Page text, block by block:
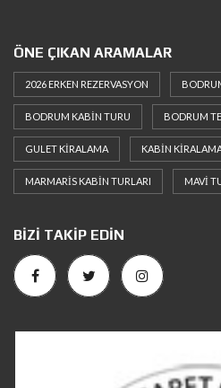
ÖNE ÇIKAN ARAMALAR
2026 ERKEN REZERVASYON
BODRUM KABIN TURU BODRUM
GULET KIRALAMA KABIN
MARMARIS KABIN TURLARI MAVI
BIZI TAKIP EDIN